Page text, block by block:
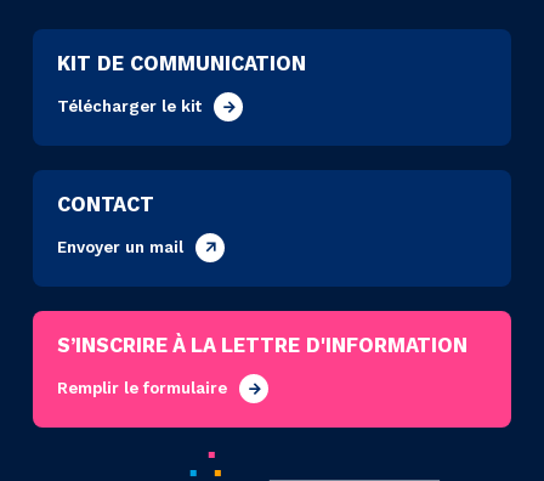
KIT DE COMMUNICATION
Télécharger le kit
CONTACT
Envoyer un mail
S’INSCRIRE À LA LETTRE D'INFORMATION
Remplir le formulaire